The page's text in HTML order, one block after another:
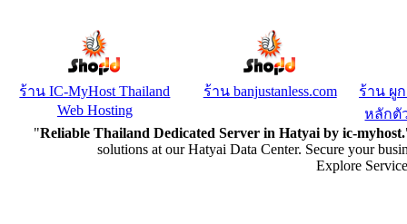
ร้าน IC-MyHost Thailand
Web Hosting
ร้าน banjustanless.com
ร้าน ผู
หลักตั
"Reliable Thailand Dedicated Server in Hatyai by ic-myhost.
solutions at our Hatyai Data Center. Secure your
Explore